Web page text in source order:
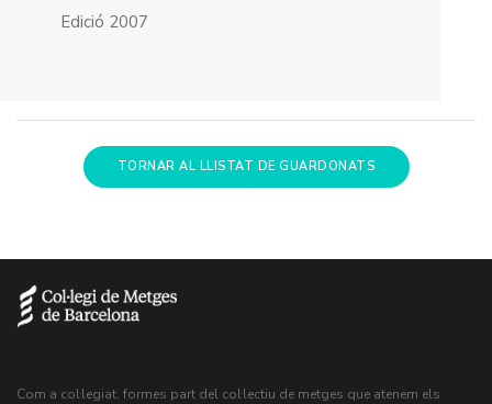
Edició 2007
TORNAR AL LLISTAT DE GUARDONATS
Com a col·legiat, formes part del col·lectiu de metges que atenem els